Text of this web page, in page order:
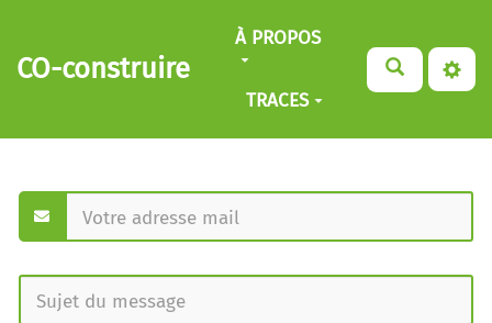
Aller au contenu principal
CO-construire
À PROPOS
TRACES